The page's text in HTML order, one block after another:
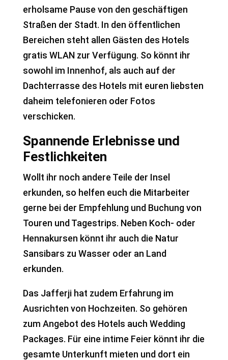
erholsame Pause von den geschäftigen
Straßen der Stadt. In den öffentlichen
Bereichen steht allen Gästen des Hotels
gratis WLAN zur Verfügung. So könnt ihr
sowohl im Innenhof, als auch auf der
Dachterrasse des Hotels mit euren liebsten
daheim telefonieren oder Fotos
verschicken.
Spannende Erlebnisse und
Festlichkeiten
Wollt ihr noch andere Teile der Insel
erkunden, so helfen euch die Mitarbeiter
gerne bei der Empfehlung und Buchung von
Touren und Tagestrips. Neben Koch- oder
Hennakursen könnt ihr auch die Natur
Sansibars zu Wasser oder an Land
erkunden.
Das Jafferji hat zudem Erfahrung im
Ausrichten von Hochzeiten. So gehören
zum Angebot des Hotels auch Wedding
Packages. Für eine intime Feier könnt ihr die
gesamte Unterkunft mieten und dort ein